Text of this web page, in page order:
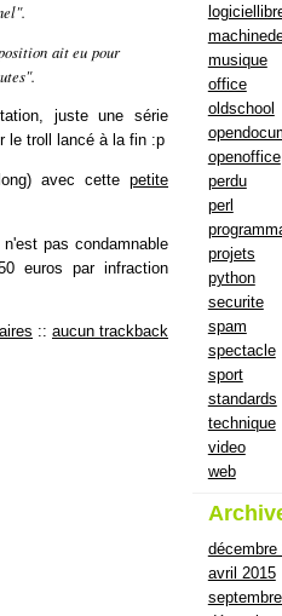
ait eu pour
juste une série
le troll lancé à la fin :p
avec cettepetite
pas condamnable
euros par infraction
:: aucun trackback
musique
office
oldschool
openoffice
perdu
perl
projets
python
securite
spam
spectacle
sport
standards
technique
video
web
décembre
avril 2015